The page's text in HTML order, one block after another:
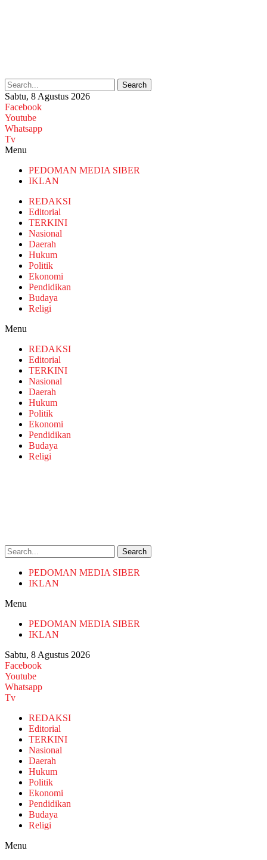
Search
Sabtu, 8 Agustus 2026
Facebook
Youtube
Whatsapp
Tv
Menu
PEDOMAN MEDIA SIBER
IKLAN
REDAKSI
Editorial
TERKINI
Nasional
Daerah
Hukum
Politik
Ekonomi
Pendidikan
Budaya
Religi
Menu
REDAKSI
Editorial
TERKINI
Nasional
Daerah
Hukum
Politik
Ekonomi
Pendidikan
Budaya
Religi
Search
PEDOMAN MEDIA SIBER
IKLAN
Menu
PEDOMAN MEDIA SIBER
IKLAN
Sabtu, 8 Agustus 2026
Facebook
Youtube
Whatsapp
Tv
REDAKSI
Editorial
TERKINI
Nasional
Daerah
Hukum
Politik
Ekonomi
Pendidikan
Budaya
Religi
Menu